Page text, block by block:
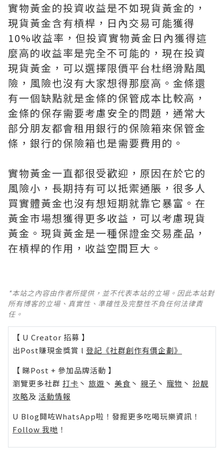
實物黃金的投資收益是不如現貨黃金的，
現貨黃金含有槓桿，日內交易可能獲得
10%收益率，但投資實物黃金日內獲得這
麼高的收益率是完全不可能的，現在投資
現貨黃金，可以選擇限價平台杜絕滑點風
險，風險也沒有大家想得那麼高。金條還
有一個缺點就是金條的保管成本比較高，
金條的保存需要考慮安全的問題，通常大
部分朋友都會租用銀行的保險箱來保管金
條，銀行的保險箱也是需要費用的。
實物黃金一直都很受歡迎，原因在於它的
風險小，長期持有可以抵禦通脹，很多人
買實體黃金也沒有想短期就靠它暴富。在
黃金市場想獲得更多收益，可以考慮現貨
黃金。現貨黃金是一種保證金交易產品，
在槓桿的作用，收益空間巨大。
*本站之內容由作者所提供，並不代表本站的立場。因此本站對
所有博客的立場、真實性、準確性及完整性不負任何法律責
任。
【 U Creator 招募 】
出Post賺現金獎賞 l 登記《社群創作有價企劃》
【 睇Post + 參加品牌活動 】
瀏覽更多社群 打卡 丶 旅遊 丶 美食 丶 親子 丶 寵物 丶 扮靚
攻略及 活動情報
U Blog開咗WhatsApp啦！發掘更多吃喝玩樂資訊！
Follow 我哋 ！